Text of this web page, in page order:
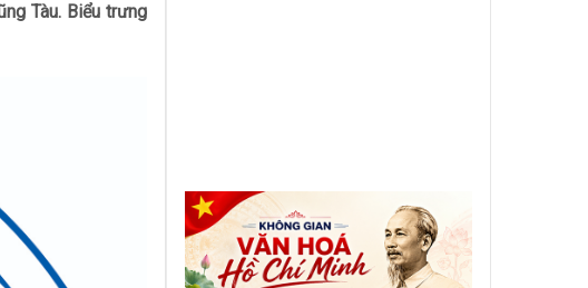
Tàu. Biểu trưng